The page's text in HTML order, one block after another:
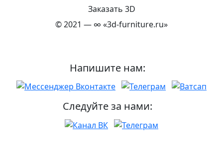
Заказать 3D
© 2021 — ∞ «3d-furniture.ru»
Напишите нам:
Следуйте за нами: